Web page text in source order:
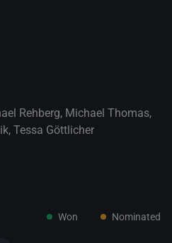
Rehberg, Michael Thomas,
, Tessa Göttlicher
Won Nominated